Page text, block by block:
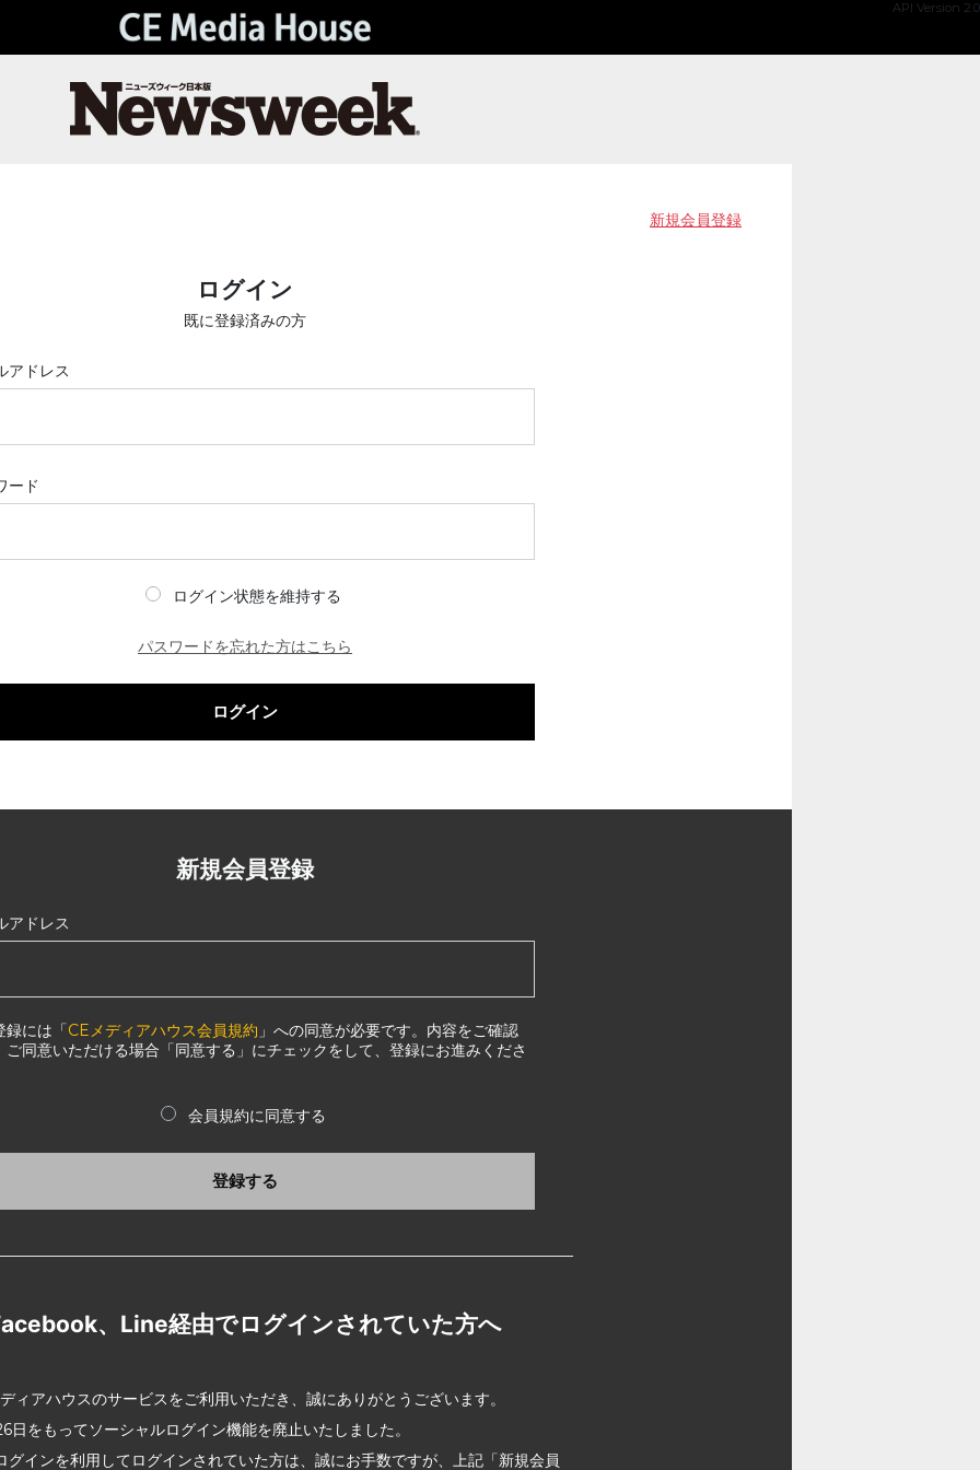
API Version 2.0
新規会員登録
ログイン
既に登録済みの方
アドレス
ード
ログイン状態を維持する
パスワードを忘れた方はこちら
ログイン
新規会員登録
アドレス
録には「CEメディアハウス会員規約 」への同意が必要です。内容をご確認
ご同意いただける場合「同意する」にチェックをして、登録にお進みくださ
会員規約に同意する
登録する
、Line経由でログインされていた方へ
ィアハウスのサービスをご利用いただき、誠にありがとうございます。
日をもってソーシャルログイン機能を廃止いたしました。
グインを利用してログインされていた方は、誠にお手数ですが、上記「新規会員